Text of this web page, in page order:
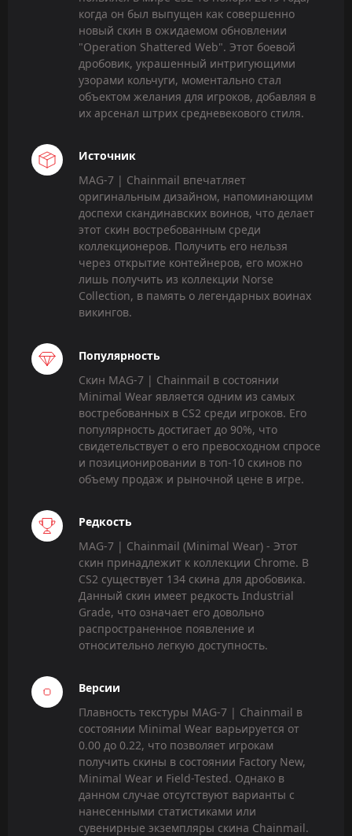
когда он был выпущен как совершенно
новый скин в ожидаемом обновлении
"Operation Shattered Web". Этот боевой
дробовик, украшенный интригующими
узорами кольчуги, моментально стал
объектом желания для игроков, добавляя в
их арсенал штрих средневекового стиля.
Источник
MAG-7 | Chainmail впечатляет
оригинальным дизайном, напоминающим
доспехи скандинавских воинов, что делает
этот скин востребованным среди
коллекционеров. Получить его нельзя
через открытие контейнеров, его можно
лишь получить из коллекции Norse
Collection, в память о легендарных воинах
викингов.
Популярность
Скин MAG-7 | Chainmail в состоянии
Minimal Wear является одним из самых
востребованных в CS2 среди игроков. Его
популярность достигает до 90%, что
свидетельствует о его превосходном спросе
и позиционировании в топ-10 скинов по
объему продаж и рыночной цене в игре.
Редкость
MAG-7 | Chainmail (Minimal Wear) - Этот
скин принадлежит к коллекции Chrome. В
CS2 существует 134 скина для дробовика.
Данный скин имеет редкость Industrial
Grade, что означает его довольно
распространенное появление и
относительно легкую доступность.
Версии
Плавность текстуры MAG-7 | Chainmail в
состоянии Minimal Wear варьируется от
0.00 до 0.22, что позволяет игрокам
получить скины в состоянии Factory New,
Minimal Wear и Field-Tested. Однако в
данном случае отсутствуют варианты с
нанесенными статистиками или
сувенирные экземпляры скина Chainmail.